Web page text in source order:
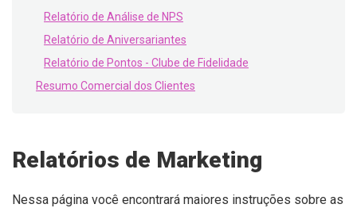
Relatório de Análise de NPS
Relatório de Aniversariantes
Relatório de Pontos - Clube de Fidelidade
Resumo Comercial dos Clientes
Relatórios de Marketing
Nessa página você encontrará maiores instruções sobre as